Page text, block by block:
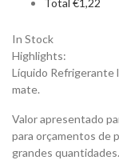
Total €1,22
In Stock
Highlights:
Líquido Refrigerante
mate.
Valor apresentado
para orçamentos de
grandes quantidades.